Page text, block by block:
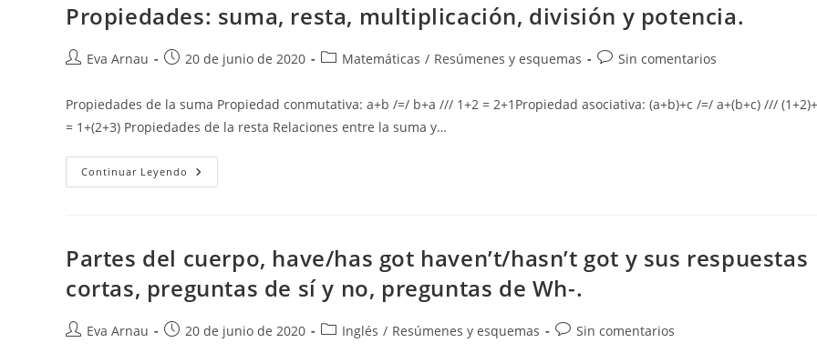
Instrumentos
Percusión
Propiedades: suma, resta, multiplicación, división y potencia.
Autor
la
entrada:
Eva Arnau
Publicación
la
entrada:
20 de junio de 2020
Categoría
la
entrada:
Matemáticas / Resúmenes y esquemas
Comentarios
entrada:
Sin comentarios
Propiedades de la suma Propiedad conmutativa: a+b /=/ b+a /// 1+2 = 2+1Propiedad asociativa: (a+b)+c /=/ a+(b+c) ///
= 1+(2+3) Propiedades de la resta Relaciones entre la suma y…
Continuar Leyendo Propiedades:
Suma,
Partes del cuerpo, have/has got haven’t/hasn’t got y sus respuestas
cortas, preguntas de sí y no, preguntas de Wh-.
AutorEva Arnau
Publicación
20 de junio de 2020
Categoría
Inglés / Resúmenes y esquemas
Comentarios
Sin comentarios